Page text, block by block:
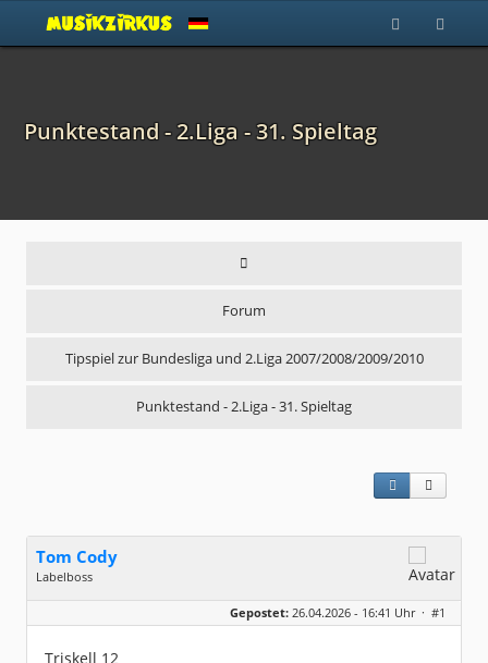
Punktestand - 2.Liga - 31. Spieltag
Forum
Tipspiel zur Bundesliga und 2.Liga 2007/2008/2009/2010
Punktestand - 2.Liga - 31. Spieltag
Tom Cody
Labelboss
Geschlecht:
Alter:
70
Gepostet: 26.04.2026 - 16:41 Uhr · #1
Triskell 12